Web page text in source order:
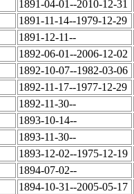
1891-04-01--2010-12-31
1891-11-14--1979-12-29
1891-12-11--
1892-06-01--2006-12-02
1892-10-07--1982-03-06
1892-11-17--1977-12-29
1892-11-30--
1893-10-14--
1893-11-30--
1893-12-02--1975-12-19
1894-07-02--
1894-10-31--2005-05-17